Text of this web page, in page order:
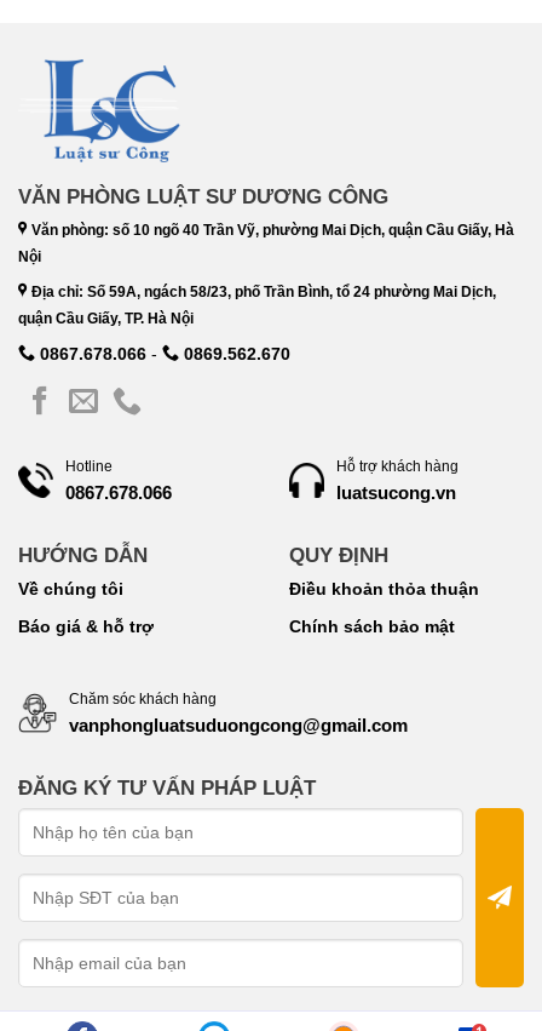
VĂN PHÒNG LUẬT SƯ DƯƠNG CÔNG
Văn phòng: số 10 ngõ 40 Trần Vỹ, phường Mai Dịch, quận Cầu Giấy, Hà
Nội
Địa chỉ: Số 59A, ngách 58/23, phố Trần Bình, tổ 24 phường Mai Dịch,
quận Cầu Giấy, TP. Hà Nội
0867.678.066 - 0869.562.670
Hotline
0867.678.066
HƯỚNG DẪN
Về chúng tôi
Báo giá & hỗ trợ
Hỗ trợ khách hàng
luatsucong.vn
QUY ĐỊNH
Điều khoản thỏa thuận
Chính sách bảo mật
Chăm sóc khách hàng
vanphongluatsuduongcong@gmail.com
ĐĂNG KÝ TƯ VẤN PHÁP LUẬT